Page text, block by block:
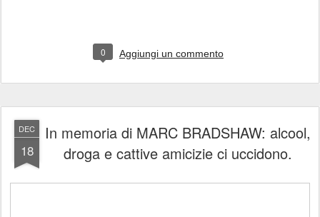
0 Aggiungi un commento
DEC
18
In memoria di MARC BRADSHAW: alcool,
droga e cattive amicizie ci uccidono.